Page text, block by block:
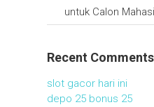
untuk Calon
Recent Comments
slot gacor hari ini
depo 25 bonus 25